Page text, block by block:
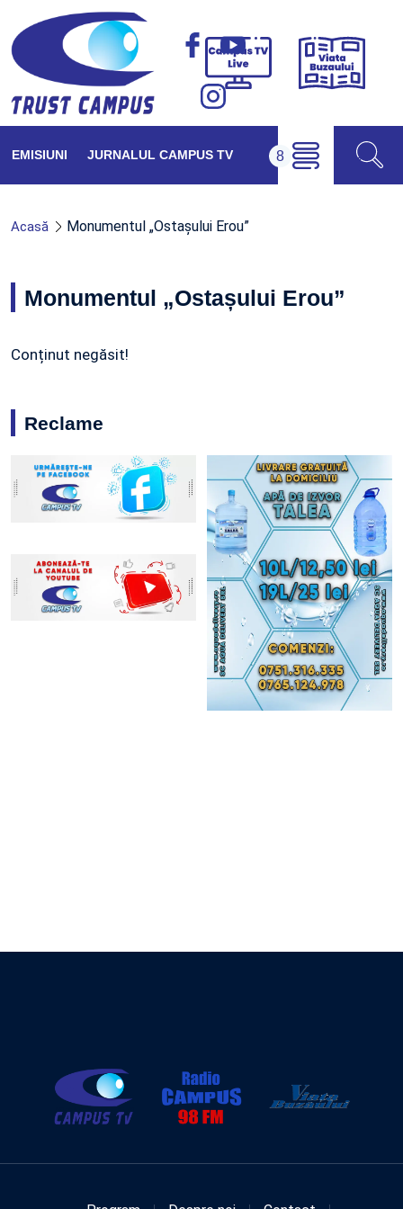
Campus
Viața
EMISIUNI JURNALUL CAMPUS TV
Acasă Monumentul „Ostașului Erou”
Monumentul „Ostașului Erou”
Conținut negăsit!
Reclame